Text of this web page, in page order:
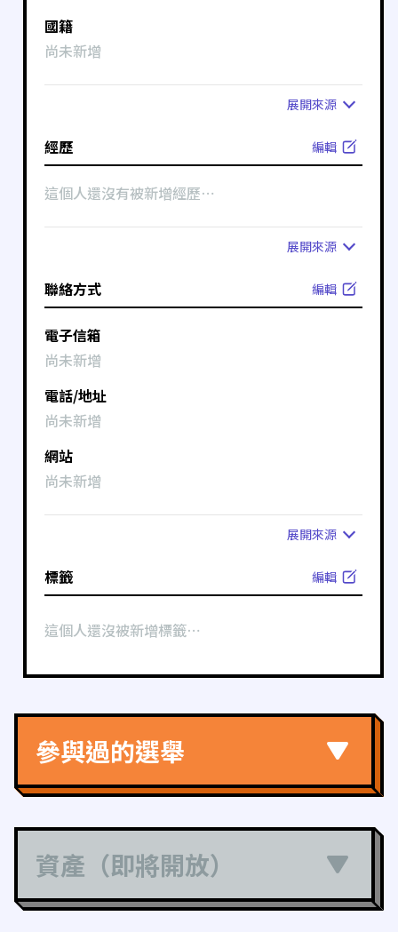
國籍
尚未新增
展開來源
經歷 編輯
這個人還沒有被新增經歷⋯
展開來源
聯絡方式 編輯
電子信箱
尚未新增
電話/地址
尚未新增
網站
尚未新增
展開來源
標籤 編輯
這個人還沒被新增標籤⋯
參與過的選舉
資產（即將開放）